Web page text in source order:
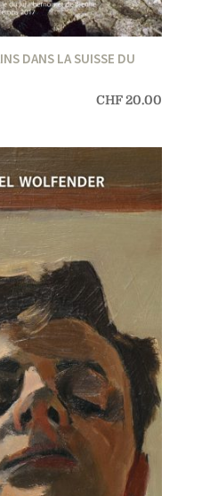
DANS LA SUISSE DU
CHF20.00